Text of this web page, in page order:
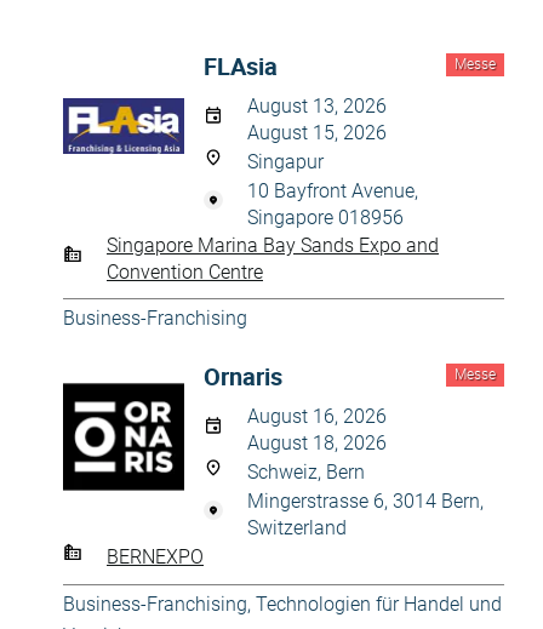
Messe
FLAsia
August 13, 2026
August 15, 2026
Singapur
10 Bayfront Avenue,
Singapore 018956
Singapore Marina Bay Sands Expo and
Convention Centre
Business-Franchising
Messe
Ornaris
August 16, 2026
August 18, 2026
Schweiz, Bern
Mingerstrasse 6, 3014 Bern,
Switzerland
BERNEXPO
Business-Franchising, Technologien für Handel und